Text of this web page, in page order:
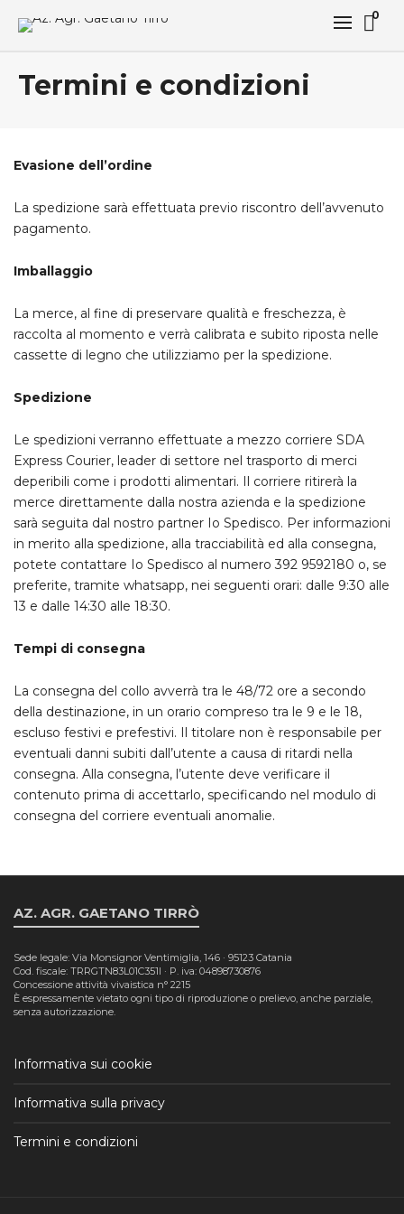
0
Termini e condizioni
Evasione dell’ordine
La spedizione sarà effettuata previo riscontro dell’avvenuto
pagamento.
Imballaggio
La merce, al fine di preservare qualità e freschezza, è
raccolta al momento e verrà calibrata e subito riposta nelle
cassette di legno che utilizziamo per la spedizione.
Spedizione
Le spedizioni verranno effettuate a mezzo corriere SDA
Express Courier, leader di settore nel trasporto di merci
deperibili come i prodotti alimentari. Il corriere ritirerà la
merce direttamente dalla nostra azienda e la spedizione
sarà seguita dal nostro partner Io Spedisco. Per informazioni
in merito alla spedizione, alla tracciabilità ed alla consegna,
potete contattare Io Spedisco al numero 392 9592180 o, se
preferite, tramite whatsapp, nei seguenti orari: dalle 9:30 alle
13 e dalle 14:30 alle 18:30.
Tempi di consegna
La consegna del collo avverrà tra le 48/72 ore a secondo
della destinazione, in un orario compreso tra le 9 e le 18,
escluso festivi e prefestivi. Il titolare non è responsabile per
eventuali danni subiti dall’utente a causa di ritardi nella
consegna. Alla consegna, l’utente deve verificare il
contenuto prima di accettarlo, specificando nel modulo di
consegna del corriere eventuali anomalie.
AZ. AGR. GAETANO TIRRÒ
Sede legale: Via Monsignor Ventimiglia, 146 · 95123 Catania
Cod. fiscale: TRRGTN83L01C351I · P. iva: 04898730876
Concessione attività vivaistica n° 2215
È espressamente vietato ogni tipo di riproduzione o prelievo, anche parziale,
senza autorizzazione.
Informativa sui cookie
Informativa sulla privacy
Termini e condizioni